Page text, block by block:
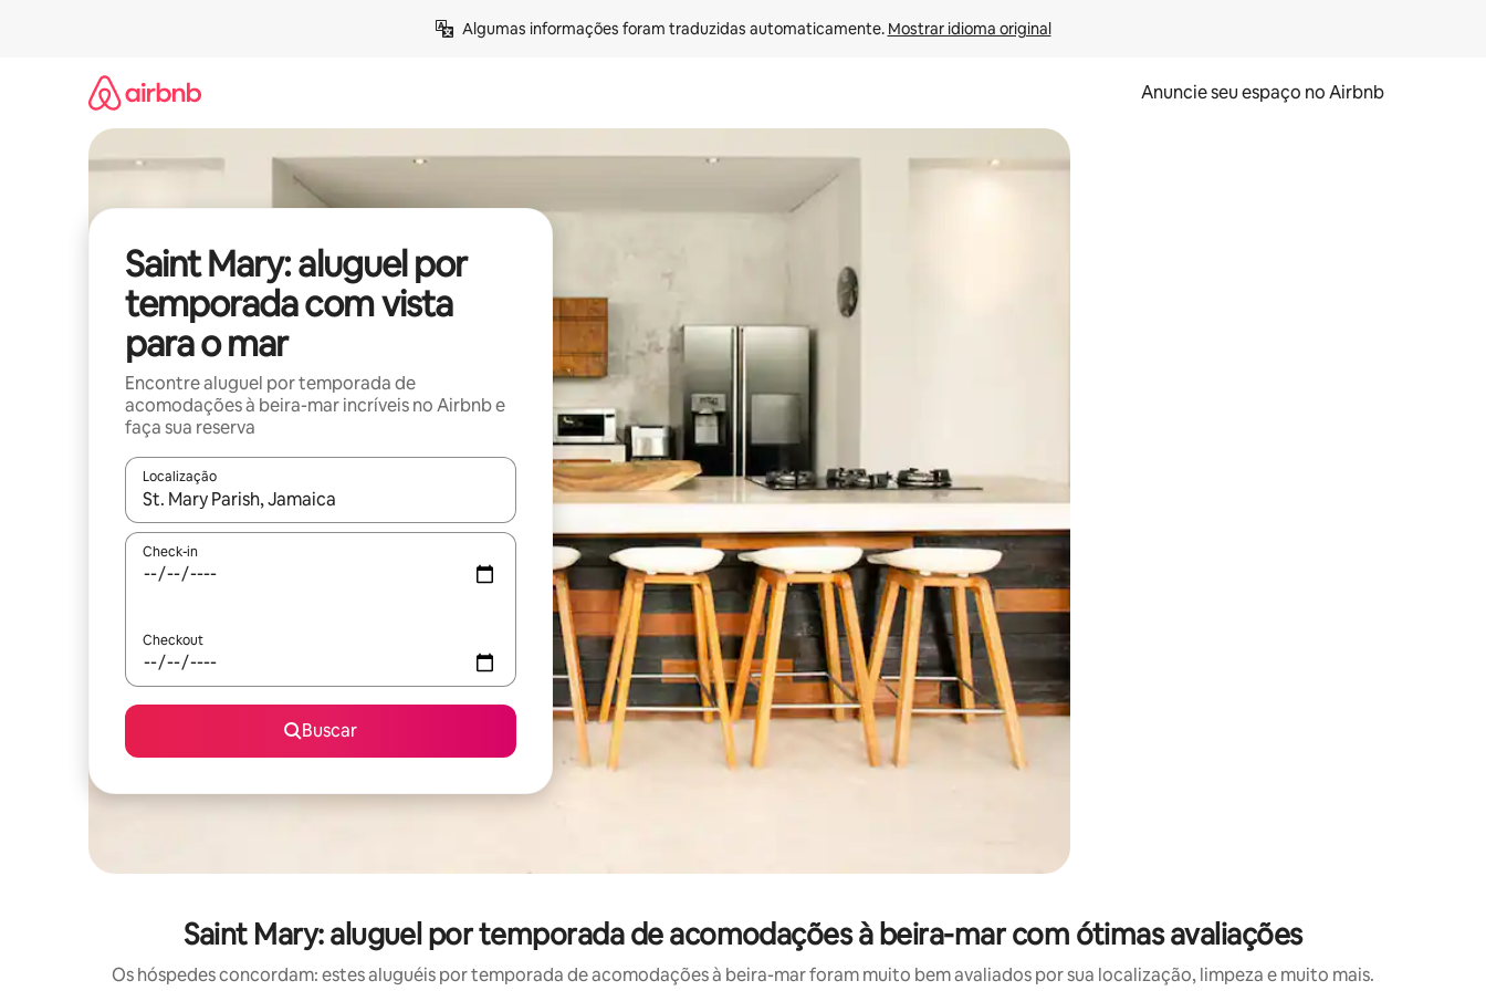
Algumas informações foram traduzidas automaticamente. Mostrar idioma original
Anuncie seu espaço no Airbnb
Saint Mary: aluguel por
temporada com vista
para o mar
Encontre aluguel por temporada de
acomodações à beira-mar incríveis no Airbnb e
faça sua reserva
Localização
Quando os resultados estiverem disponíveis, explore-os usando as seta para cima e para baixo do teclado ou tocando e deslizando o dedo na tela.
Check-in
Checkout
Buscar
Saint Mary: aluguel por temporada de acomodações à beira-mar com ótimas avaliações
Os hóspedes concordam: estes aluguéis por temporada de acomodações à beira-mar foram muito bem avaliados por sua localização, limpeza e muito mais.